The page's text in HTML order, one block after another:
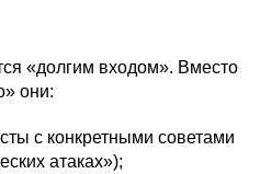
«долгим входом». Вместо
они:
с конкретными советами
атаках»);